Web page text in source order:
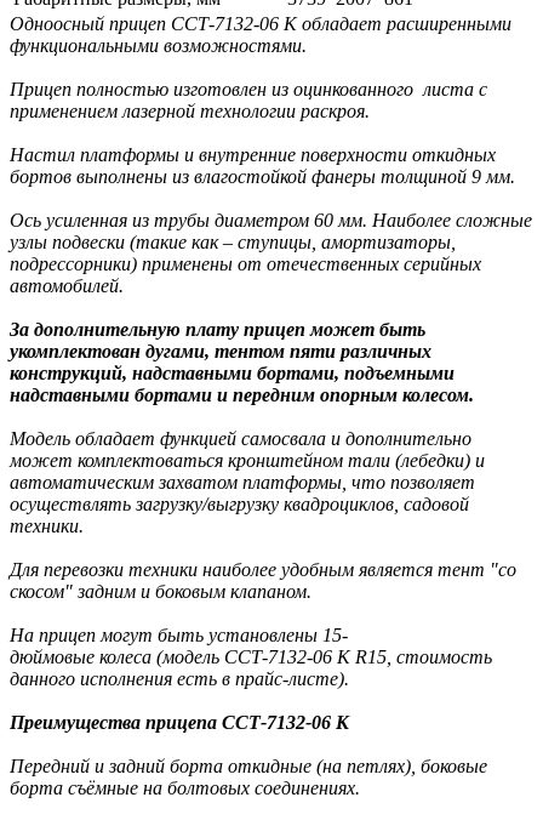
Одноосный прицеп ССТ-7132-06 К обладает расширенными
функциональными возможностями.
Прицеп полностью изготовлен из оцинкованного листа с
применением лазерной технологии раскроя.
Настил платформы и внутренние поверхности откидных
бортов выполнены из влагостойкой фанеры толщиной 9 мм.
Ось усиленная из трубы диаметром 60 мм. Наиболее сложные
узлы подвески (такие как – ступицы, амортизаторы,
подрессорники) применены от отечественных серийных
автомобилей.
За дополнительную плату прицеп может быть
укомплектован дугами, тентом пяти различных
конструкций, надставными бортами, подъемными
надставными бортами и передним опорным колесом.
Модель обладает функцией самосвала и дополнительно
может комплектоваться кронштейном тали (лебедки) и
автоматическим захватом платформы, что позволяет
осуществлять загрузку/выгрузку квадроциклов, садовой
техники.
Для перевозки техники наиболее удобным является тент "со
скосом" задним и боковым клапаном.
На прицеп могут быть установлены 15-
дюймовые колеса (модель ССТ-7132-06 К R15, стоимость
данного исполнения есть в прайс-листе).
Преимущества прицепа ССТ-7132-06 К
Передний и задний борта откидные (на петлях), боковые
борта съёмные на болтовых соединениях.